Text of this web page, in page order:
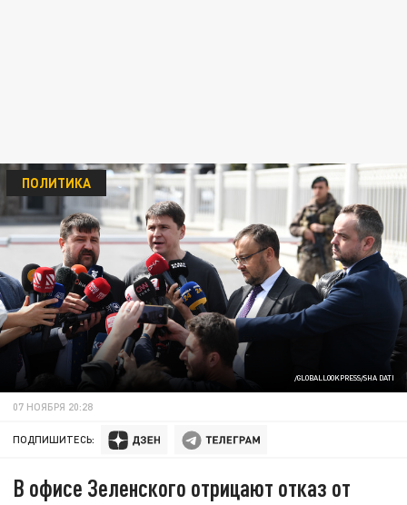
/GLOBALLOOKPRESS/SHA DATI
ПОЛИТИКА
07 НОЯБРЯ 20:28
ПОДПИШИТЕСЬ:
В офисе Зеленского отрицают отказ от